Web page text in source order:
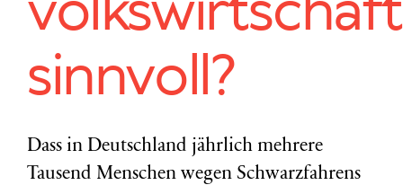
sinnvoll?
Dass in Deutschland jährlich mehrere
Tausend Menschen wegen Schwarzfahrens